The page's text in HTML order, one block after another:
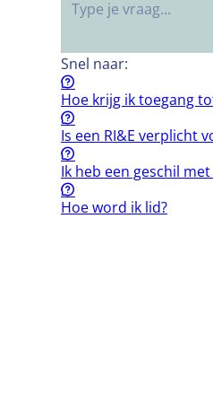
Snel naar:
Hoe krijg ik toegang
Is een RI&E verplicht
Ik heb een geschil
Hoe word ik lid?